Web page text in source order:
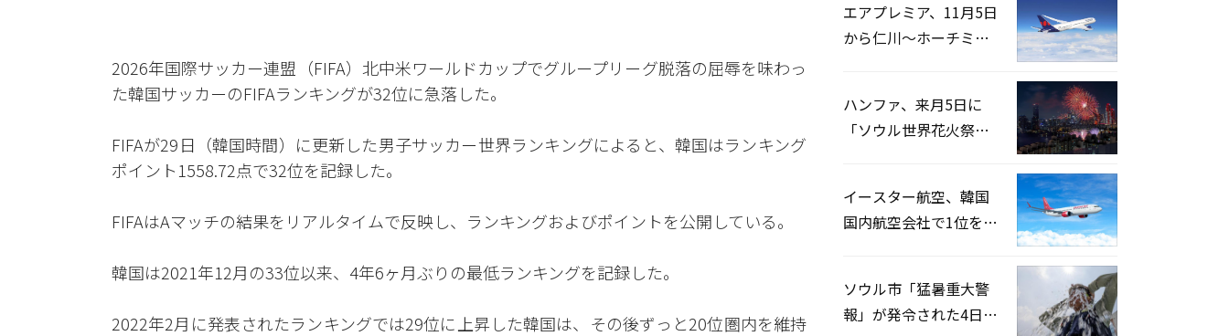
2026年国際サッカー連盟（FIFA）北中米ワールドカップでグループリーグ脱落の屈辱を味わっ
た韓国サッカーのFIFAランキングが32位に急落した。
FIFAが29日（韓国時間）に更新した男子サッカー世界ランキングによると、韓国はランキング
ポイント1558.72点で32位を記録した。
FIFAはAマッチの結果をリアルタイムで反映し、ランキングおよびポイントを公開している。
韓国は2021年12月の33位以来、4年6ヶ月ぶりの最低ランキングを記録した。
2022年2月に発表されたランキングでは29位に上昇した韓国は、その後ずっと20位圏内を維持
エアプレミア、11月5日
から仁川〜ホーチミン
ハンファ、来月5日に
「ソウル世界花火祭り
イースター航空、韓国
国内航空会社で1位を記
ソウル市「猛暑重大警
報」が発令された4日、